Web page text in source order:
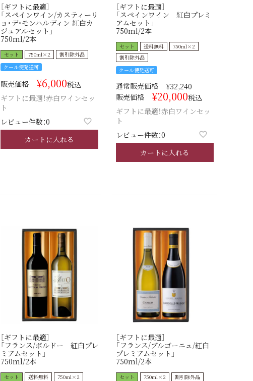
［ギフトに最適］
「スペインワイン/カスティーリ
ョ・デ・モンハルディン 紅白カ
ジュアルセット」
750ml/2本
セット 750ml×2
割引除外品
クール便発送可
販売価格 ¥6,000税込
ギフトに最適！赤白ワインセッ
ト
レビュー件数：0
カートに入れる
［ギフトに最適］
「スペインワイン 紅白プレミ
アムセット」
750ml/2本
セット 送料無料
750ml×2
割引除外品
クール便発送可
通常販売価格 ¥32,240
販売価格
¥20,000税込
ギフトに最適！赤白ワインセッ
ト
レビュー件数：0
カートに入れる
［ギフトに最適］
「フランス/ボルドー 紅白プレ
ミアムセット」
750ml/2本
セット 送料無料
750ml×2
［ギフトに最適］
「フランス/ブルゴーニュ/紅白
プレミアムセット」
750ml/2本
セット 750ml×2
割引除外品